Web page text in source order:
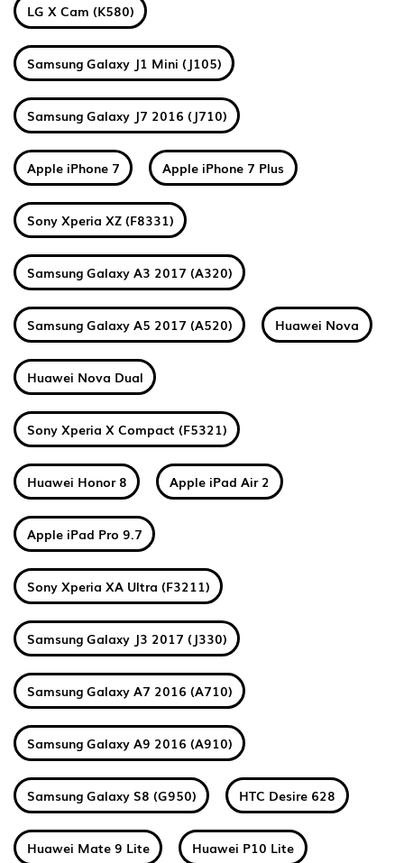
LG X Cam (K580)
Samsung Galaxy J1 Mini (J105)
Samsung Galaxy J7 2016 (J710)
Apple iPhone 7 Apple iPhone 7 Plus
Sony Xperia XZ (F8331)
Samsung Galaxy A3 2017 (A320)
Samsung Galaxy A5 2017 (A520) Huawei Nova
Huawei Nova Dual
Sony Xperia X Compact (F5321)
Huawei Honor 8 Apple iPad Air 2
Apple iPad Pro 9.7
Sony Xperia XA Ultra (F3211)
Samsung Galaxy J3 2017 (J330)
Samsung Galaxy A7 2016 (A710)
Samsung Galaxy A9 2016 (A910)
Samsung Galaxy S8 (G950) HTC Desire 628
Huawei Mate 9 Lite Huawei P10 Lite